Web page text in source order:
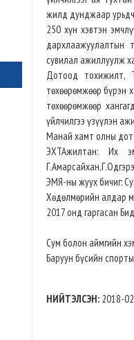
жилд дунджаар
250 хүн хэвтэн
дархлаажуулалтын
сувилал ажиллуулж
Дотоод тохижилт,
төхөөрөмжөөр бүрэн
төхөөрөмжөөр
үйлчилгээ үзүүлэн
Манай хамт олны
ЭХТАжилтан: Их
ЭМЯ-ны жуух бичиг:
Хөдөлмөрийн алдар
2017 онд гаргасан
Сум болон аймгийн
Баруун бүсийн
НИЙТЭЛСЭН: 2018-